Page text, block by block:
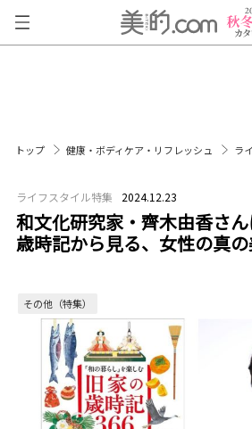
トップ 健康・ボディケア・リフレッシュ ラ
ライフスタイル特集 2024.12.23
和文化研究家・齊木由香さ
歳時記から見る、女性の真
その他（特集）